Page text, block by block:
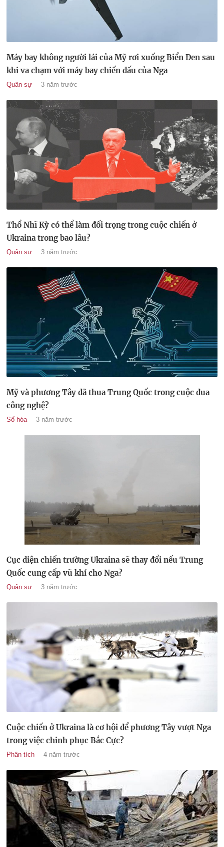
Máy bay không người lái của Mỹ rơi xuống Biển Đen sau
khi va chạm với máy bay chiến đấu của Nga
Quân sự 3 năm trước
Thổ Nhĩ Kỳ có thể làm đối trọng trong cuộc chiến ở
Ukraina trong bao lâu?
Quân sự 3 năm trước
Mỹ và phương Tây đã thua Trung Quốc trong cuộc đua
công nghệ?
Số hóa 3 năm trước
Cục diện chiến trường Ukraina sẽ thay đổi nếu Trung
Quốc cung cấp vũ khí cho Nga?
Quân sự 3 năm trước
Cuộc chiến ở Ukraina là cơ hội để phương Tây vượt Nga
trong việc chinh phục Bắc Cực?
Phân tích 4 năm trước